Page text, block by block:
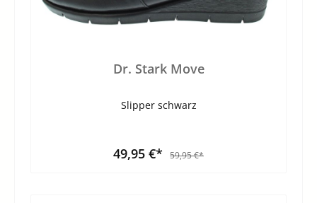
Dr. Stark Move
Slipper schwarz
49,95 €* 59,95 €*